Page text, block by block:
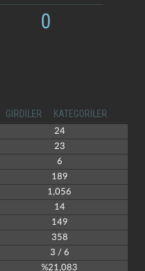
0
GIRDILER KATEGORILER
24
23
6
189
1,056
14
149
358
3 / 6
%21,083